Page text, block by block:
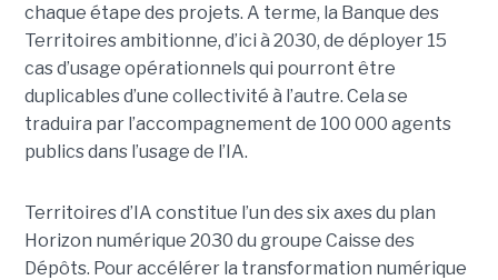
chaque étape des projets. A terme, la Banque des
Territoires ambitionne, d’ici à 2030, de déployer 15
cas d’usage opérationnels qui pourront être
duplicables d’une collectivité à l’autre. Cela se
traduira par l’accompagnement de 100 000 agents
publics dans l’usage de l’IA.
Territoires d’IA constitue l’un des six axes du plan
Horizon numérique 2030 du groupe Caisse des
Dépôts. Pour accélérer la transformation numérique